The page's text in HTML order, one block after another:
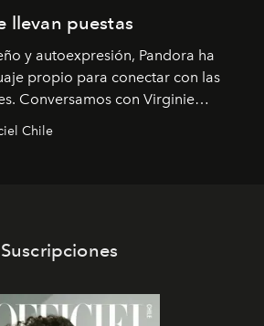
llevan puestas
y autoexpresión, Pandora ha
propio para conectar con las
Conversamos con Virginie
de marketing para
identidad, cultura y el valor
Chile
Suscripciones